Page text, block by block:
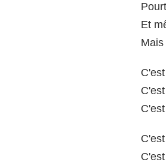
Et